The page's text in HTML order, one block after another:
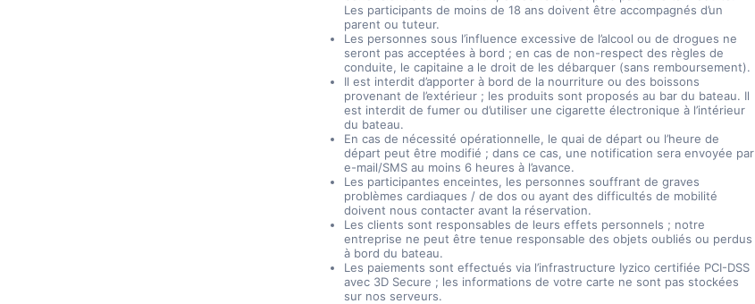
Les participants de moins de 18 ans doivent être accompagnés d’un
parent ou tuteur.
Les personnes sous l’influence excessive de l’alcool ou de drogues ne
seront pas acceptées à bord ; en cas de non-respect des règles de
conduite, le capitaine a le droit de les débarquer (sans remboursement).
Il est interdit d’apporter à bord de la nourriture ou des boissons
provenant de l’extérieur ; les produits sont proposés au bar du bateau. Il
est interdit de fumer ou d’utiliser une cigarette électronique à l’intérieur
du bateau.
En cas de nécessité opérationnelle, le quai de départ ou l’heure de
départ peut être modifié ; dans ce cas, une notification sera envoyée par
e-mail/SMS au moins 6 heures à l’avance.
Les participantes enceintes, les personnes souffrant de graves
problèmes cardiaques / de dos ou ayant des difficultés de mobilité
doivent nous contacter avant la réservation.
Les clients sont responsables de leurs effets personnels ; notre
entreprise ne peut être tenue responsable des objets oubliés ou perdus
à bord du bateau.
Les paiements sont effectués via l’infrastructure Iyzico certifiée PCI-DSS
avec 3D Secure ; les informations de votre carte ne sont pas stockées
sur nos serveurs.